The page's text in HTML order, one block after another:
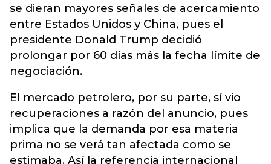
se dieran mayores señales de acercamiento
entre Estados Unidos y China, pues el
presidente Donald Trump decidió
prolongar por 60 días más la fecha límite de
negociación.
El mercado petrolero, por su parte, sí vio
recuperaciones a razón del anuncio, pues
implica que la demanda por esa materia
prima no se verá tan afectada como se
estimaba. Así la referencia internacional